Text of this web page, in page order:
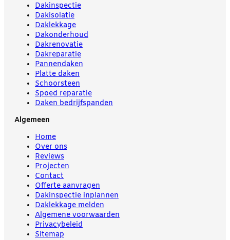
Dakinspectie
Dakisolatie
Daklekkage
Dakonderhoud
Dakrenovatie
Dakreparatie
Pannendaken
Platte daken
Schoorsteen
Spoed reparatie
Daken bedrijfspanden
Algemeen
Home
Over ons
Reviews
Projecten
Contact
Offerte aanvragen
Dakinspectie inplannen
Daklekkage melden
Algemene voorwaarden
Privacybeleid
Sitemap